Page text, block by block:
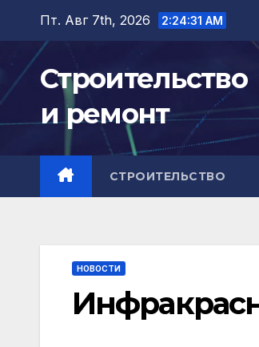
Перейти
содержимому
Пт. Авг 7th, 2026 2:24:31 AM
Строительство
и ремонт
СТРОИТЕЛЬСТВО
НОВОСТИ